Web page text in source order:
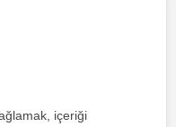
içeriği